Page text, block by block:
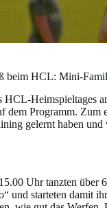
beim HCL: Mini-
HCL-Heimspieltages
dem Programm. Zum
gelernt haben und
Uhr tanzten über
und starteten damit